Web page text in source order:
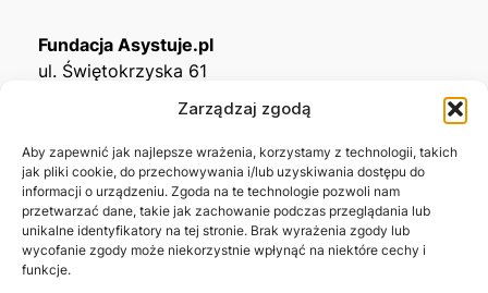
Zarządzaj zgodą
Aby zapewnić jak najlepsze wrażenia, korzystamy z technologii, takich
jak pliki cookie, do przechowywania i/lub uzyskiwania dostępu do
informacji o urządzeniu. Zgoda na te technologie pozwoli nam
przetwarzać dane, takie jak zachowanie podczas przeglądania lub
unikalne identyfikatory na tej stronie. Brak wyrażenia zgody lub
wycofanie zgody może niekorzystnie wpłynąć na niektóre cechy i
funkcje.
Fundacja Asystuje.pl
ul. Świętokrzyska 61
KRS0001215994
NIP5492488380
REGON543667703
Nr konta bankowego